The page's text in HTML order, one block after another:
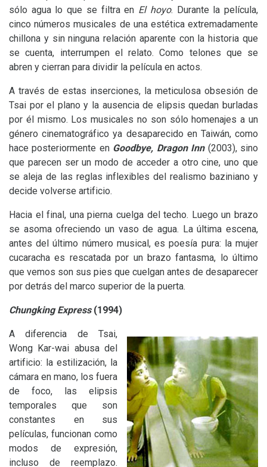
sólo agua lo que se filtra en El hoyo. Durante la película,
cinco números musicales de una estética extremadamente
chillona y sin ninguna relación aparente con la historia que
se cuenta, interrumpen el relato. Como telones que se
abren y cierran para dividir la película en actos.
A través de estas inserciones, la meticulosa obsesión de
Tsai por el plano y la ausencia de elipsis quedan burladas
por él mismo. Los musicales no son sólo homenajes a un
género cinematográfico ya desaparecido en Taiwán, como
hace posteriormente en Goodbye, Dragon Inn(2003), sino
que parecen ser un modo de acceder a otro cine, uno que
se aleja de las reglas inflexibles del realismo baziniano y
decide volverse artificio.
Hacia el final, una pierna cuelga del techo. Luego un brazo
se asoma ofreciendo un vaso de agua. La última escena,
antes del último número musical, es poesía pura: la mujer
cucaracha es rescatada por un brazo fantasma, lo último
que vemos son sus pies que cuelgan antes de desaparecer
por detrás del marco superior de la puerta.
Chungking Express(1994)
A diferencia de Tsai,
Wong Kar-wai abusa del
artificio: la estilización, la
cámara en mano, los fuera
de foco, las elipsis
temporales que son
constantes en sus
películas, funcionan como
modos de expresión,
incluso de reemplazo.